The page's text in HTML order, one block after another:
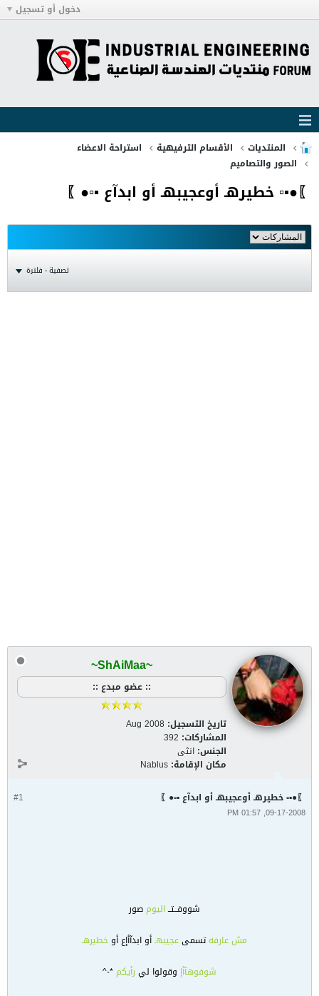
دخول أو تسجيل
المنتديات الأقسام الترفيهية
استراحة الاعضاء
الصور والتصاميم
〗●▪▫ خطيرهـ أوعجيبهـ أو ابدآع ▪▫●〗
تصفية - فلترة
~ShAiMaa~
:: عضو مبدع ::
تاريخ التسجيل: Aug 2008
المشاركات: 392
الجنس: انثى
مكان الإقامة: Nablus
#1 〗●▪▫ خطيرهـ أوعجيبهـ أو ابدآع ▪▫●〗
09-17-2008, 01:57 PM
شووفــتــاليومصور
مش عارفهتسمىعجيبهـأو ابدآأإع أوخطيرهـ
شوفوهآأإ وقولوا لي رأيكم*-^